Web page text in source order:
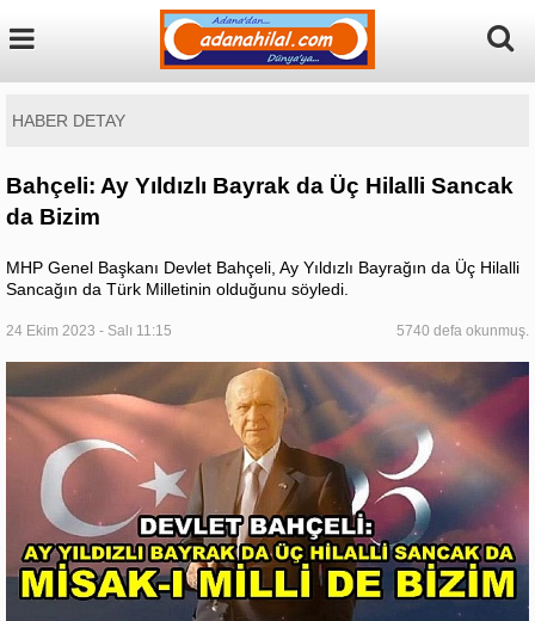
HABER DETAY
Bahçeli: Ay Yıldızlı Bayrak da Üç Hilalli Sancak
da Bizim
MHP Genel Başkanı Devlet Bahçeli, Ay Yıldızlı Bayrağın da Üç Hilalli
Sancağın da Türk Milletinin olduğunu söyledi.
24 Ekim 2023 - Salı 11:15 5740 defa okunmuş.